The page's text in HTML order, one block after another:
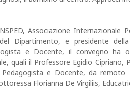
Associazione Internazionale
Dipartimento, e presidente
e Docente, il convegno
quali il Professore Egidio Cipriano,
e Docente, da remoto
Florianna De Virgiliis,